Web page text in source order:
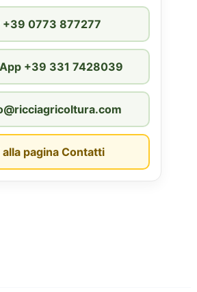
0773 877277
+39 331 7428039
alla pagina Contatti